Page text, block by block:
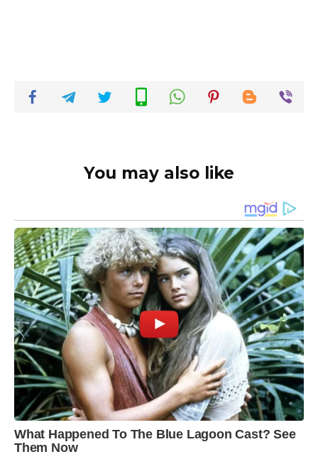
You may also like